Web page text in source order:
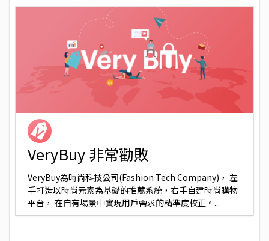
VeryBuy 非常勸敗
VeryBuy為時尚科技公司(Fashion Tech Company)， 左
手打造以時尚元素為基礎的推薦系統，右手自建時尚購物
平台， 在自有場景中實現用戶需求的精準度校正。...